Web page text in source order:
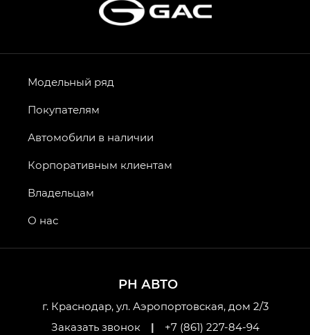
РН АВТО
г. Краснодар, ул. Аэропортовская, дом 2/3
Заказать звонок
| +7 (861) 227-84-94
Модельный ряд
Покупателям
Автомобили в наличии
Корпоративным клиентам
Владельцам
О нас